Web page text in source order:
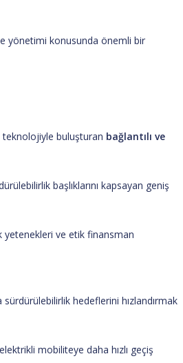
yönetimi konusunda önemli bir
teknolojiyle buluşturan bağlantılı ve
başlıklarını kapsayan geniş
yetenekleri ve etik finansman
hedeflerini hızlandırmak
mobiliteye daha hızlı geçiş